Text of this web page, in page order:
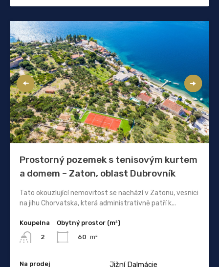
Prostorný pozemek s tenisovým kurtem
a domem – Zaton, oblast Dubrovník
Tato okouzlující nemovitost se nachází v Zatonu, vesnici
na jihu Chorvatska, která administrativně patří k...
Koupelna
2
Obytný prostor (m²)
60 m²
Na prodej
Jižní Dalmácie